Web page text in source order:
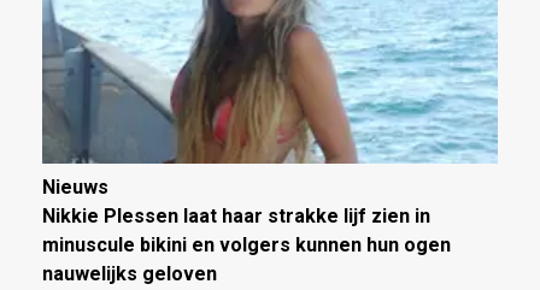
Nieuws
Nikkie Plessen laat haar strakke lijf zien in
minuscule bikini en volgers kunnen hun ogen
nauwelijks geloven